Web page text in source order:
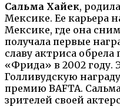
Сальма Хайек,
Мексике. Ее карьера
Мексике, где она
получала первые
славу актриса
«Фрида» в 2002 году.
Голливудскую
премию BAFTA.
зрителей своей